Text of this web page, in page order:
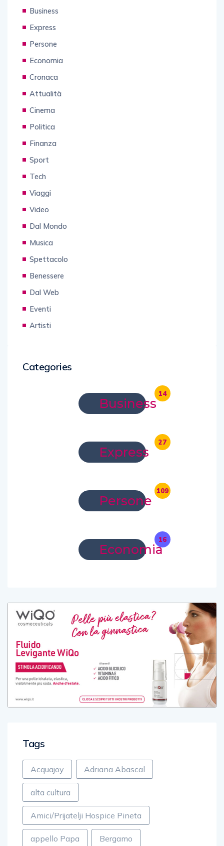
Business
Express
Persone
Economia
Cronaca
Attualità
Cinema
Politica
Finanza
Sport
Tech
Viaggi
Video
Dal Mondo
Musica
Spettacolo
Benessere
Dal Web
Eventi
Artisti
Categories
Business
14
Express
27
Persone
109
Economia
16
Tags
Acquajoy Adriana Abascal
alta cultura
Amici/Prijatelji Hospice Pineta
appello Papa Bergamo